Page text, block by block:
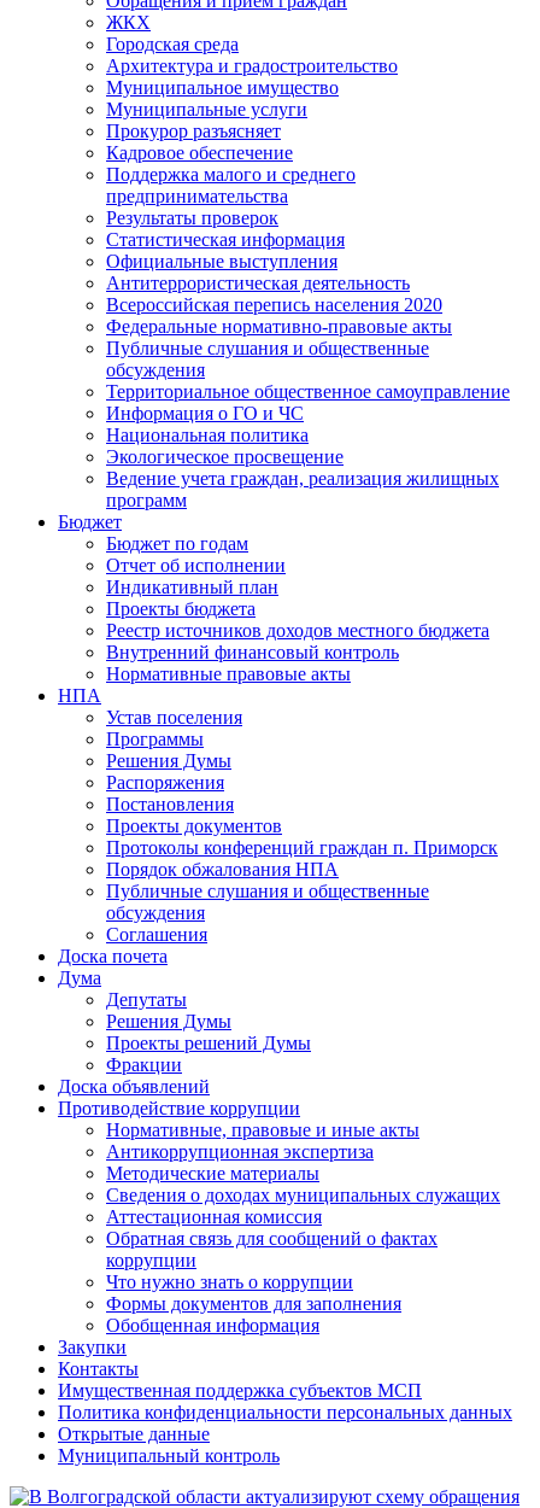
ЖКХ
Городская среда
Архитектура и градостроительство
Муниципальное имущество
Муниципальные услуги
Прокурор разъясняет
Кадровое обеспечение
Поддержка малого и среднего
предпринимательства
Результаты проверок
Статистическая информация
Официальные выступления
Антитеррористическая деятельность
Всероссийская перепись населения 2020
Федеральные нормативно-правовые акты
Публичные слушания и общественные
обсуждения
Территориальное общественное самоуправление
Информация о ГО и ЧС
Национальная политика
Экологическое просвещение
Ведение учета граждан, реализация жилищных
программ
Бюджет
Бюджет по годам
Отчет об исполнении
Индикативный план
Проекты бюджета
Реестр источников доходов местного бюджета
Внутренний финансовый контроль
Нормативные правовые акты
НПА
Устав поселения
Программы
Решения Думы
Распоряжения
Постановления
Проекты документов
Протоколы конференций граждан п. Приморск
Порядок обжалования НПА
Публичные слушания и общественные
обсуждения
Соглашения
Доска почета
Дума
Депутаты
Решения Думы
Проекты решений Думы
Фракции
Доска объявлений
Противодействие коррупции
Нормативные, правовые и иные акты
Антикоррупционная экспертиза
Методические материалы
Сведения о доходах муниципальных служащих
Аттестационная комиссия
Обратная связь для сообщений о фактах
коррупции
Что нужно знать о коррупции
Формы документов для заполнения
Обобщенная информация
Закупки
Контакты
Имущественная поддержка субъектов МСП
Политика конфиденциальности персональных данных
Открытые данные
Муниципальный контроль